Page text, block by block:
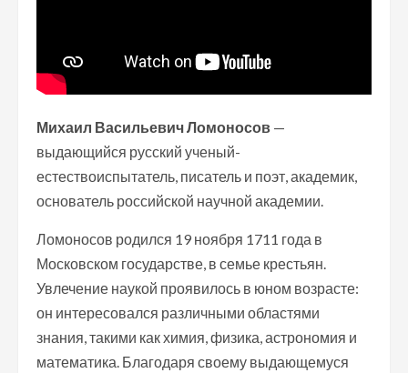
Михаил Васильевич Ломоносов —
выдающийся русский ученый-
естествоиспытатель, писатель и поэт, академик,
основатель российской научной академии.
Ломоносов родился 19 ноября 1711 года в
Московском государстве, в семье крестьян.
Увлечение наукой проявилось в юном возрасте:
он интересовался различными областями
знания, такими как химия, физика, астрономия и
математика. Благодаря своему выдающемуся